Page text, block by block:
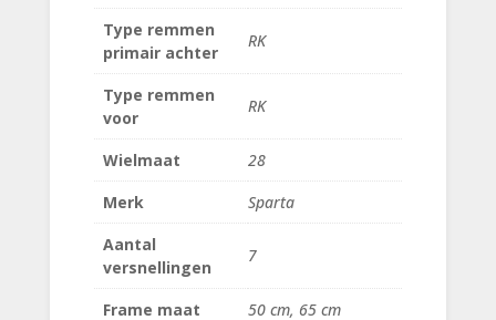
Type remmen
primair achter
RK
Type remmen
voor
RK
Wielmaat
28
Merk
Sparta
Aantal
versnellingen
7
Frame maat
50 cm, 65 cm